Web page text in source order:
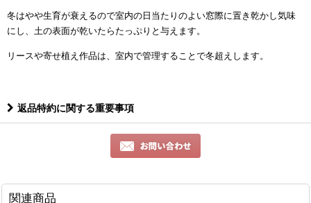
冬はやや生育が衰えるので室内の日当たりのよい窓際に置き乾かし気味
にし、 土の表面が乾いたらたっぷりと与えます。
リースや寄せ植え作品は、室内で管理することで冬超えします。
返品特約に関する重要事項
関連商品